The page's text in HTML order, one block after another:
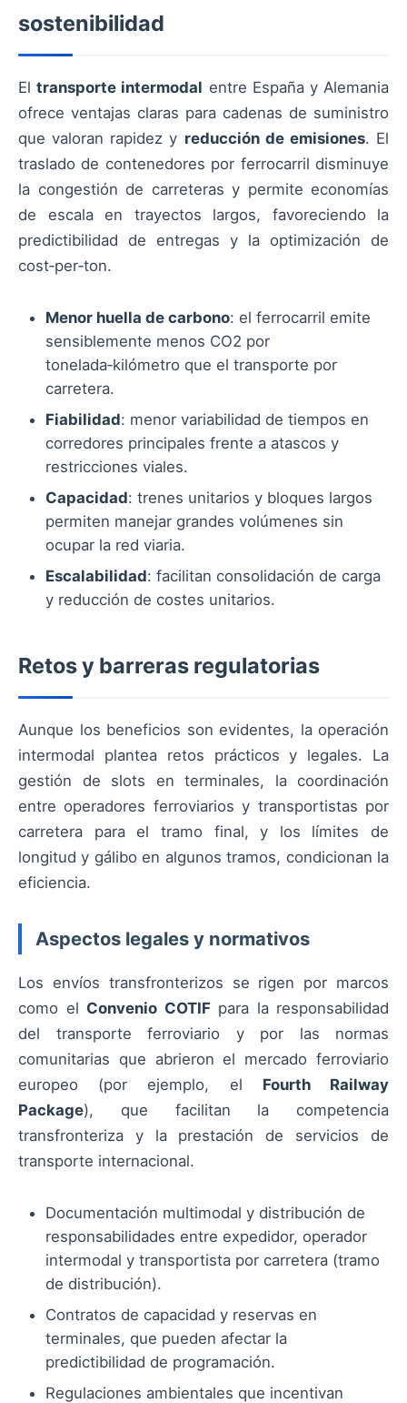
sostenibilidad
Eltransporte intermodal entre España y Alemania
ofrece ventajas claras para cadenas de suministro
que valoran rapidez y reducción de emisiones. El
traslado de contenedores por ferrocarril disminuye
la congestión de carreteras y permite economías
de escala en trayectos largos, favoreciendo la
predictibilidad de entregas y la optimización de
cost‑per‑ton.
Menor huella de carbono: el ferrocarril emite
sensiblemente menos CO2 por
tonelada‑kilómetro que el transporte por
carretera.
Fiabilidad: menor variabilidad de tiempos en
corredores principales frente a atascos y
restricciones viales.
Capacidad: trenes unitarios y bloques largos
permiten manejar grandes volúmenes sin
ocupar la red viaria.
Escalabilidad: facilitan consolidación de carga
y reducción de costes unitarios.
Retos y barreras regulatorias
Aunque los beneficios son evidentes, la operación
intermodal plantea retos prácticos y legales. La
gestión de slots en terminales, la coordinación
entre operadores ferroviarios y transportistas por
carretera para el tramo final, y los límites de
longitud y gálibo en algunos tramos, condicionan la
eficiencia.
Aspectos legales y normativos
Los envíos transfronterizos se rigen por marcos
como el Convenio COTIFpara la responsabilidad
del transporte ferroviario y por las normas
comunitarias que abrieron el mercado ferroviario
europeo (por ejemplo, el Fourth Railway
Package), que facilitan la competencia
transfronteriza y la prestación de servicios de
transporte internacional.
Documentación multimodal y distribución de
responsabilidades entre expedidor, operador
intermodal y transportista por carretera (tramo
de distribución).
Contratos de capacidad y reservas en
terminales, que pueden afectar la
predictibilidad de programación.
Regulaciones ambientales que incentivan